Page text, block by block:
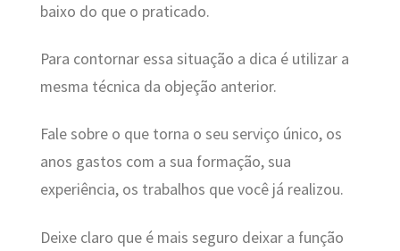
baixo do que o praticado.
Para contornar essa situação a dica é utilizar a
mesma técnica da objeção anterior.
Fale sobre o que torna o seu serviço único, os
anos gastos com a sua formação, sua
experiência, os trabalhos que você já realizou.
Deixe claro que é mais seguro deixar a função